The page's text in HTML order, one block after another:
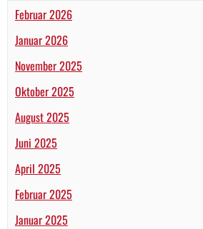
Februar 2026
Januar 2026
November 2025
Oktober 2025
August 2025
Juni 2025
April 2025
Februar 2025
Januar 2025